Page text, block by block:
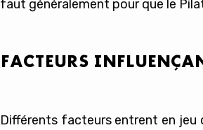
faut généralement pour que le
FACTEURS
Différents facteurs entrent en jeu